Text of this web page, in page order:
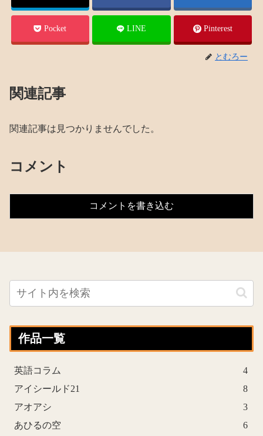
Pocket LINE Pinterest
とむろー
関連記事
関連記事は見つかりませんでした。
コメント
コメントを書き込む
作品一覧
英語コラム
4
アイシールド21
8
アオアシ
3
あひるの空
6